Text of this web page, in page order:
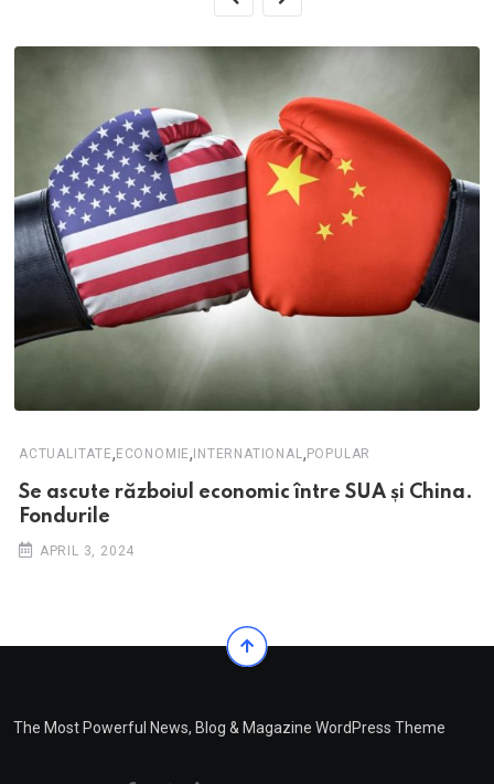
ACTUALITATE, ECONOMIE, INTERNATIONAL, POPULAR
Se ascute războiul economic între SUA și China.
Fondurile
APRIL 3, 2024
The Most Powerful News, Blog & Magazine WordPress Theme